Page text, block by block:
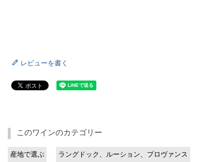
レビューを書く
このワインのカテゴリー
産地で選ぶ ラングドック、ルーション、プロヴァンス